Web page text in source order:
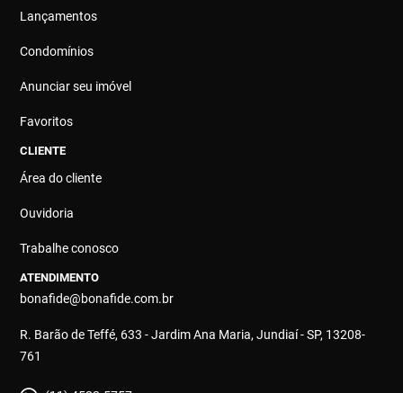
Lançamentos
Condomínios
Anunciar seu imóvel
Favoritos
CLIENTE
Área do cliente
Ouvidoria
Trabalhe conosco
ATENDIMENTO
bonafide@bonafide.com.br
R. Barão de Teffé, 633 - Jardim Ana Maria, Jundiaí - SP, 13208-
761